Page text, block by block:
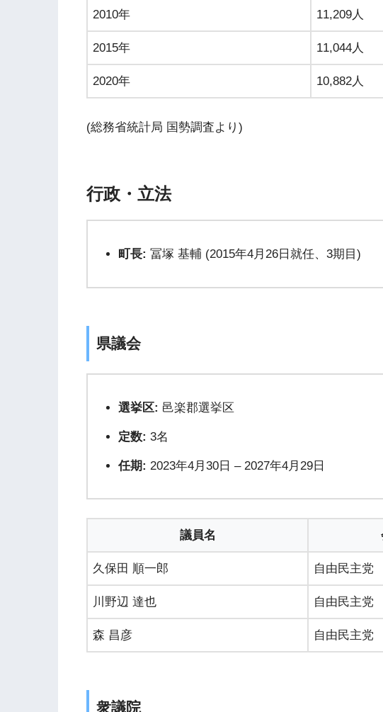
2010年 11,209人
2015年 11,044人
2020年 10,882人
(総務省統計局 国勢調査より)
行政・立法
町長: 冨塚 基輔 (2015年4月26日就任、3期目)
県議会
選挙区: 邑楽郡選挙区
定数: 3名
任期: 2023年4月30日 – 2027年4月29日
議員名
久保田 順一郎 自由民主党
川野辺 達也 自由民主党
森 昌彦 自由民主党
衆議院